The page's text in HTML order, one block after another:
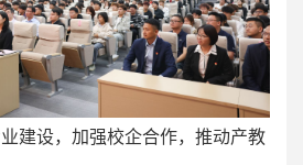
建设，加强校企合作，推动产教